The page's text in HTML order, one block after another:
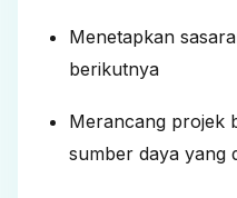
Menetapkan
berikutnya
Merancang projek
sumber daya yang